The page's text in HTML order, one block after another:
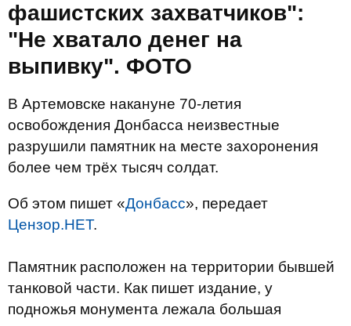
фашистских захватчиков":
"Не хватало денег на
выпивку". ФОТО
В Артемовске накануне 70-летия
освобождения Донбасса неизвестные
разрушили памятник на месте захоронения
более чем трёх тысяч солдат.
Об этом пишет «Донбасс», передает
Цензор.НЕТ.
Памятник расположен на территории бывшей
танковой части. Как пишет издание, у
подножья монумента лежала большая